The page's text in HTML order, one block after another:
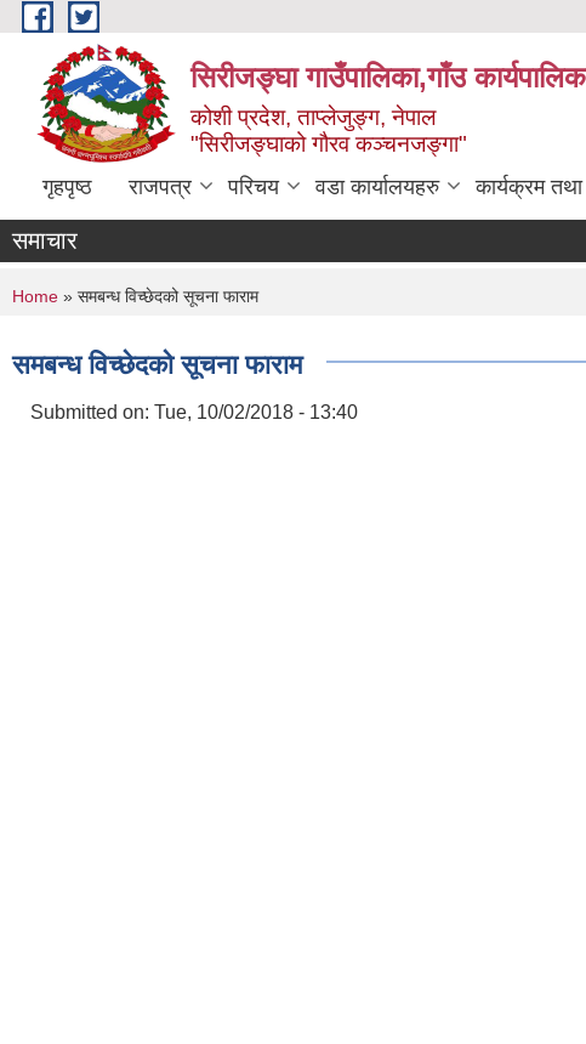
Skip to main content
सिरीजङ्घा गाउँपालिका,गाँउ
कोशी प्रदेश, ताप्लेजुङ्ग, नेपाल
"सिरीजङ्घाको गौरव कञ्चनजङ्गा"
गृहपृष्ठ राजपत्र परिचय वडा कार्यालयहरु कार्यक्रम तथा
समाचार
You are here
Home » समबन्ध विच्छेदको सूचना फाराम
समबन्ध विच्छेदको सूचना फाराम
Submitted on: Tue, 10/02/2018 - 13:40